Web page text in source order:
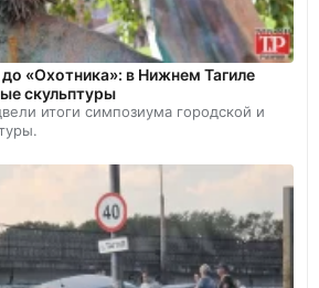
«Охотника»: в Нижнем Тагиле
скульптуры
итоги симпозиума городской и